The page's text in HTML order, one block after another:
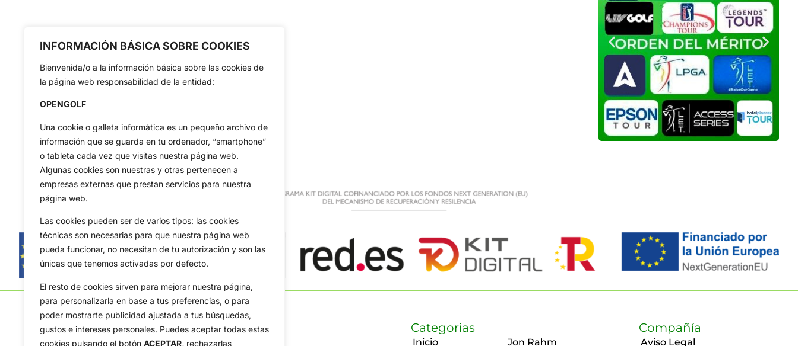
INFORMACIÓN BÁSICA SOBRE COOKIES
Bienvenida/o a la información básica sobre las cookies de
la página web responsabilidad de la entidad:
OPENGOLF
Una cookie o galleta informática es un pequeño archivo de
información que se guarda en tu ordenador, “smartphone”
o tableta cada vez que visitas nuestra página web.
Algunas cookies son nuestras y otras pertenecen a
empresas externas que prestan servicios para nuestra
página web.
Las cookies pueden ser de varios tipos: las cookies
técnicas son necesarias para que nuestra página web
pueda funcionar, no necesitan de tu autorización y son las
únicas que tenemos activadas por defecto.
El resto de cookies sirven para mejorar nuestra página,
para personalizarla en base a tus preferencias, o para
poder mostrarte publicidad ajustada a tus búsquedas,
gustos e intereses personales. Puedes aceptar todas estas
cookies pulsando el botón ACEPTAR, rechazarlas
Categorias
Inicio Jon Rahm
Compañía
Aviso Legal